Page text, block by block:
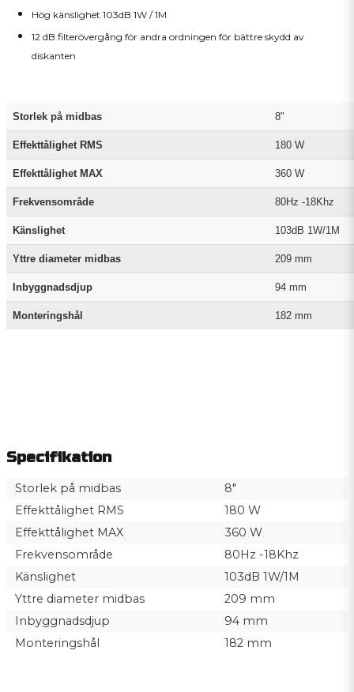
Hög känslighet 103dB 1W / 1M
12 dB filterövergång för andra ordningen för bättre skydd av
diskanten
Storlek på midbas 8"
Effekttålighet RMS 180 W
Effekttålighet MAX 360 W
Frekvensområde 80Hz -18Khz
Känslighet 103dB 1W/1M
Yttre diameter midbas 209 mm
Inbyggnadsdjup 94 mm
Monteringshål 182 mm
Specifikation
Storlek på midbas
8"
Effekttålighet RMS
180 W
Effekttålighet MAX
360 W
Frekvensområde
80Hz -18Khz
Känslighet
103dB 1W/1M
Yttre diameter midbas
209 mm
Inbyggnadsdjup
94 mm
Monteringshål
182 mm